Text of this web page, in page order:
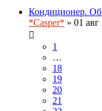
Кондиционер.
*Casper* » 01
1
…
18
19
20
21